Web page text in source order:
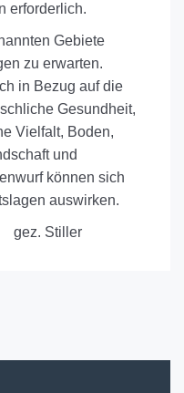
erforderlich.
Gebiete
zu erwarten.
in Bezug auf die
Gesundheit,
Vielfalt, Boden,
und
können sich
auswirken.
gez. Stiller